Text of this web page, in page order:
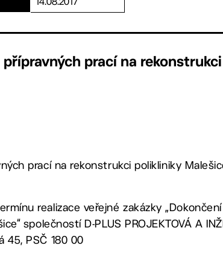
prací na rekonstrukci
prací na rekonstrukci polikliniky
realizace veřejné zakázky
společností D-PLUS PROJEKTOVÁ A
45, PSČ 180 00